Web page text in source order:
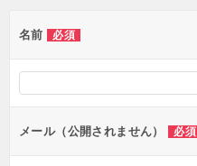
ー
シ
ン
名前 必須
メール（公開されません） 必須